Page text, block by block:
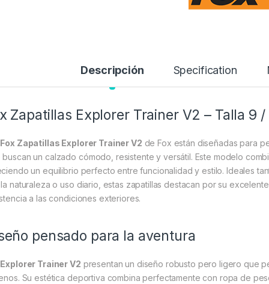
Descripción Specification
Zapatillas Explorer Trainer V2 – Talla 9
Fox Zapatillas Explorer Trainer V2 deFox están diseñadas para
buscan un calzado cómodo, resistente y versátil. Este modelo
un equilibrio perfecto entre funcionalidad y estilo. Ideales
naturaleza o uso diario, estas zapatillas destacan por su
a las condiciones exteriores.
pensado para la aventura
Explorer Trainer V2 presentan un diseño robusto pero ligero que
Su estética deportiva combina perfectamente con ropa de